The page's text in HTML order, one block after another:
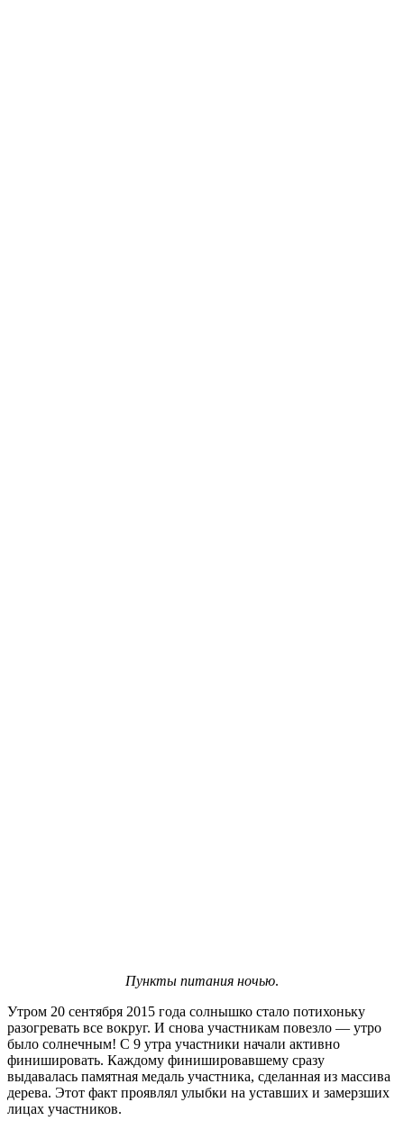
Пункты питания ночью.
Утром 20 сентября 2015 года солнышко стало потихоньку
разогревать все вокруг. И снова участникам повезло — утро
было солнечным! С 9 утра участники начали активно
финишировать. Каждому финишировавшему сразу
выдавалась памятная медаль участника, сделанная из массива
дерева. Этот факт проявлял улыбки на уставших и замерзших
лицах участников.